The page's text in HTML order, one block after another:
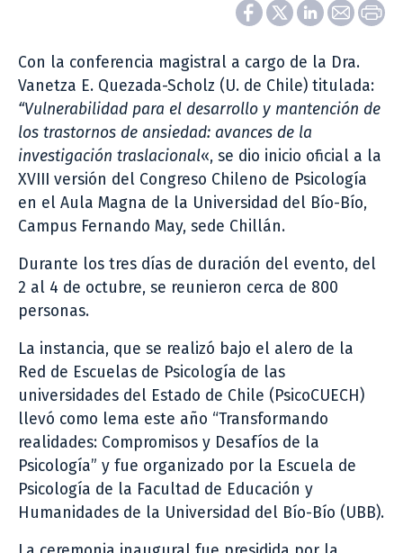
Con la conferencia magistral a cargo de la Dra.
Vanetza E. Quezada-Scholz (U. de Chile) titulada:
“Vulnerabilidad para el desarrollo y mantención de
los trastornos de ansiedad: avances de la
investigación traslacional«, se dio inicio oficial a la
XVIII versión del Congreso Chileno de Psicología
en el Aula Magna de la Universidad del Bío-Bío,
Campus Fernando May, sede Chillán.
Durante los tres días de duración del evento, del
2 al 4 de octubre, se reunieron cerca de 800
personas.
La instancia, que se realizó bajo el alero de la
Red de Escuelas de Psicología de las
universidades del Estado de Chile (PsicoCUECH)
llevó como lema este año “Transformando
realidades: Compromisos y Desafíos de la
Psicología” y fue organizado por la Escuela de
Psicología de la Facultad de Educación y
Humanidades de la Universidad del Bío-Bío (UBB).